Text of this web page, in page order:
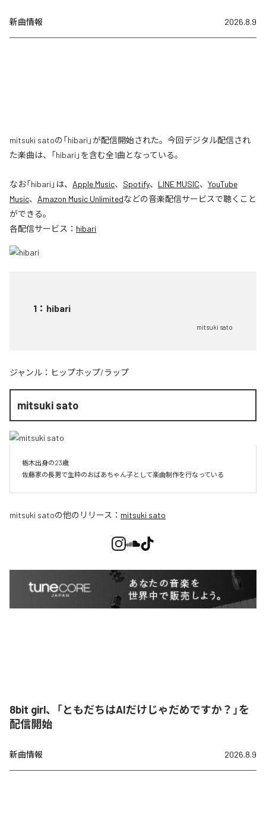
新曲情報 2026.8.9
mitsuki satoの「hibari」が配信開始された。今回デジタル配信され
た楽曲は、「hibari」を含む全1曲となっている。
なお「hibari 」は、 Apple Music、 Spotify、 LINE MUSIC、 YouTube
Music、 Amazon Music Unlimitedなどの音楽配信サービスで聴くこと
ができる。
各配信サービス： hibari
1 ： hibari
mitsuki sato
ジャンル： ヒップホップ/ラップ
mitsuki sato
栃木出身の23歳
佐藤家の長男で生粋のおばあちゃん子として楽曲制作を行なっている
mitsuki satoの他のリリース： mitsuki sato
8bit girl、「ともだちはAIだけじゃだめですか？」を
配信開始
新曲情報 2026.8.9